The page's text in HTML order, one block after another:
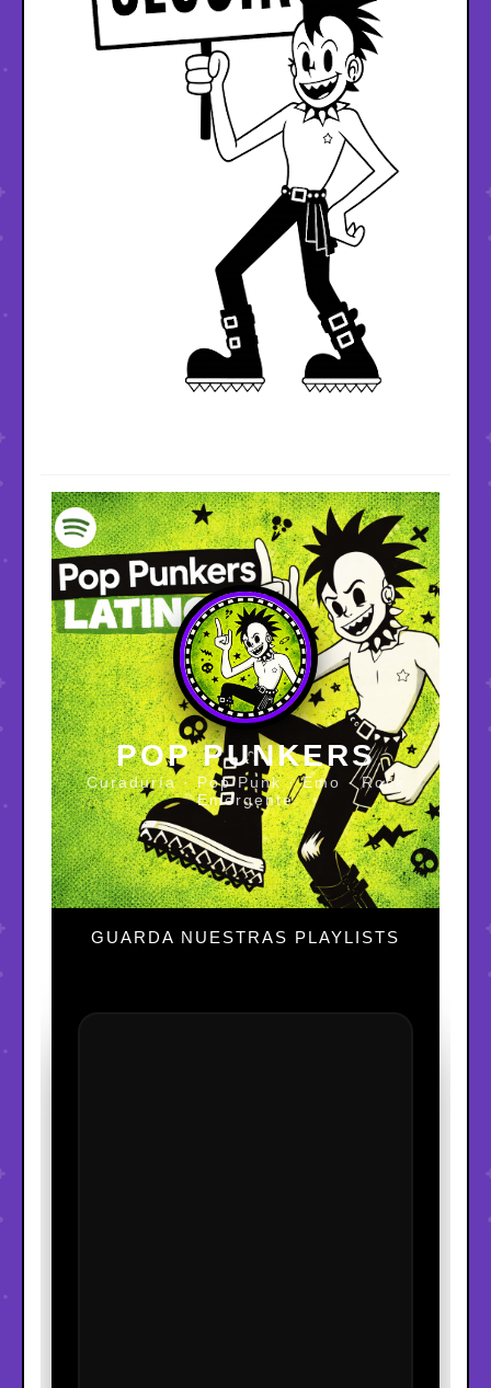
POP PUNKERS
Curaduría · Pop Punk · Emo · Rock
Emergente
GUARDA NUESTRAS PLAYLISTS